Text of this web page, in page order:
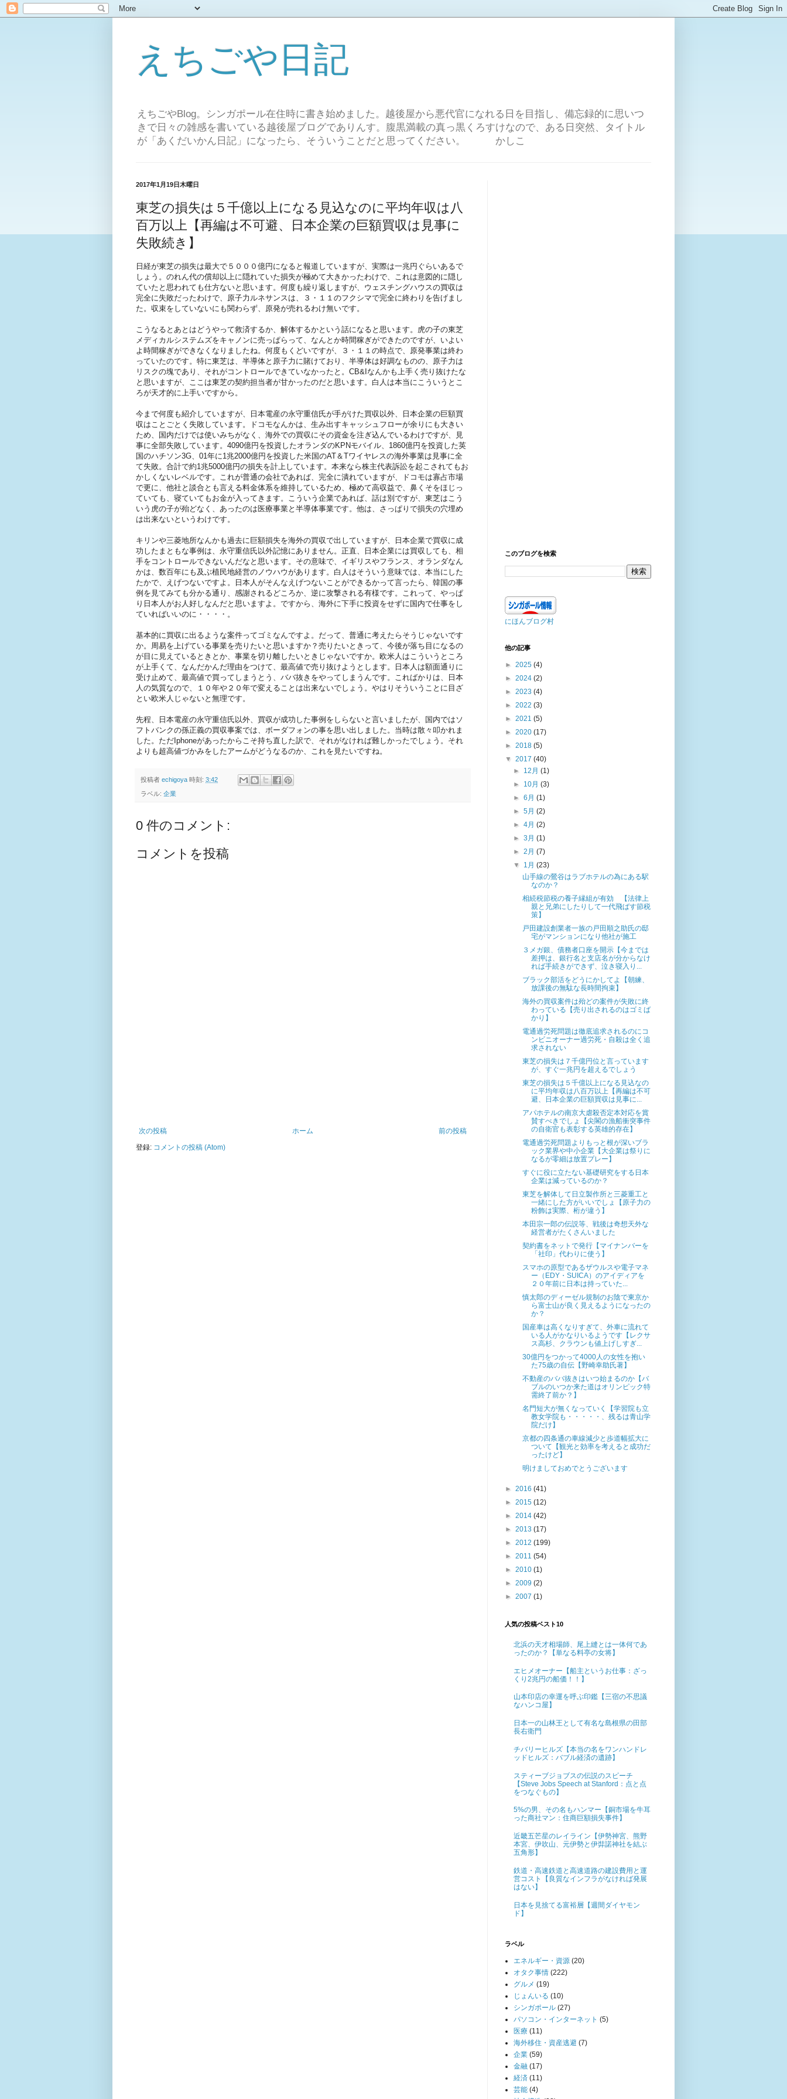
えちごや日記
えちごやBlog。シンガポール在住時に書き始めました。越後屋から悪代官になれる日を目指し、備忘録的に思いつ
きで日々の雑感を書いている越後屋ブログでありんす。腹黒満載の真っ黒くろすけなので、ある日突然、タイトル
が「あくだいかん日記」になったら、そういうことだと思ってください。 かしこ
2017年1月19日木曜日
東芝の損失は５千億以上になる見込なのに平均年収は八
百万以上【再編は不可避、日本企業の巨額買収は見事に
失敗続き】
日経が東芝の損失は最大で５０００億円になると報道していますが、実際は一兆円ぐらいあるで
しょう。のれん代の償却以上に隠れていた損失が極めて大きかったわけで、これは意図的に隠し
ていたと思われても仕方ないと思います。何度も繰り返しますが、ウェスチングハウスの買収は
完全に失敗だったわけで、原子力ルネサンスは、３・１１のフクシマで完全に終わりを告げまし
た。収束をしていないにも関わらず、原発が売れるわけ無いです。
こうなるとあとはどうやって救済するか、解体するかという話になると思います。虎の子の東芝
メディカルシステムズをキャノンに売っぱらって、なんとか時間稼ぎができたのですが、いよい
よ時間稼ぎができなくなりましたね。何度もくどいですが、３・１１の時点で、原発事業は終わ
っていたのです。特に東芝は、半導体と原子力に賭けており、半導体は好調なものの、原子力は
リスクの塊であり、それがコントロールできていなかったと。CB&Iなんかも上手く売り抜けたな
と思いますが、ここは東芝の契約担当者が甘かったのだと思います。白人は本当にこういうとこ
ろが天才的に上手いですから。
今まで何度も紹介していますが、日本電産の永守重信氏が手がけた買収以外、日本企業の巨額買
収はことごとく失敗しています。ドコモなんかは、生み出すキャッシュフローが余りにも大きい
ため、国内だけでは使いみちがなく、海外での買収にその資金を注ぎ込んでいるわけですが、見
事に全部失敗しています。4090億円を投資したオランダのKPNモバイル、1860億円を投資した英
国のハチソン3G、01年に1兆2000億円を投資した米国のAT＆Tワイヤレスの海外事業は見事に全
て失敗。合計で約1兆5000億円の損失を計上しています。本来なら株主代表訴訟を起こされてもお
かしくないレベルです。これが普通の会社であれば、完全に潰れていますが、ドコモは寡占市場
で更に、他社と談合とも言える料金体系を維持しているため、極めて高収益で、鼻くそをほじっ
ていても、寝ていてもお金が入ってきます。こういう企業であれば、話は別ですが、東芝はこう
いう虎の子が殆どなく、あったのは医療事業と半導体事業です。他は、さっぱりで損失の穴埋め
は出来ないというわけです。
キリンや三菱地所なんかも過去に巨額損失を海外の買収で出していますが、日本企業で買収に成
功したまともな事例は、永守重信氏以外記憶にありません。正直、日本企業には買収しても、相
手をコントロールできないんだなと思います。その意味で、イギリスやフランス、オランダなん
かは、数百年にも及ぶ植民地経営のノウハウがあります。白人はそういう意味では、本当にした
たかで、えげつないですよ。日本人がそんなえげつないことができるかって言ったら、韓国の事
例を見てみても分かる通り、感謝されるどころか、逆に攻撃される有様です。これって、やっぱ
り日本人がお人好しなんだと思いますよ。ですから、海外に下手に投資をせずに国内で仕事をし
ていればいいのに・・・・。
基本的に買収に出るような案件ってゴミなんですよ。だって、普通に考えたらそうじゃないです
か。周易を上げている事業を売りたいと思いますか？売りたいときって、今後が落ち目になるの
が目に見えているときとか、事業を切り離したいときじゃないですか。欧米人はこういうところ
が上手くて、なんだかんだ理由をつけて、最高値で売り抜けようとします。日本人は額面通りに
受け止めて、最高値で買ってしまうとう、ババ抜きをやってしまうんです。こればかりは、日本
人の気質なので、１０年や２０年で変えることは出来ないでしょう。やはりそういうことに目ざ
とい欧米人じゃないと無理です。
先程、日本電産の永守重信氏以外、買収が成功した事例をしらないと言いましたが、国内ではソ
フトバンクの孫正義の買収事案では、ボーダフォンの事を思い出しました。当時は散々叩かれま
した。ただIphoneがあったからこそ持ち直した訳で、それがなければ難しかったでしょう。それ
よりも超高値づかみをしたアームがどうなるのか、これを見たいですね。
投稿者 echigoya 時刻: 3:42
ラベル: 企業
0 件のコメント:
コメントを投稿
次の投稿 前の投稿
ホーム
登録: コメントの投稿 (Atom)
このブログを検索
にほんブログ村
他の記事
► 2025 (4)
► 2024 (2)
► 2023 (4)
► 2022 (3)
► 2021 (5)
► 2020 (17)
► 2018 (5)
▼ 2017 (40)
► 12月(1)
► 10月(3)
►6月(1)
►5月(2)
►4月(2)
►3月(1)
►2月(7)
▼ 1月(23)
山手線の鶯谷はラブホテルの為にある駅
なのか？
相続税節税の養子縁組が有効 【法律上
親と兄弟にしたりして一代飛ばす節税
策】
戸田建設創業者一族の戸田順之助氏の邸
宅がマンションになり他社が施工
３メガ銀、債務者口座を開示【今までは
差押は、銀行名と支店名が分からなけ
れば手続きができず、泣き寝入り...
ブラック部活をどうにかしてよ【朝練、
放課後の無駄な長時間拘束】
海外の買収案件は殆どの案件が失敗に終
わっている【売り出されるのはゴミば
かり】
電通過労死問題は徹底追求されるのにコ
ンビニオーナー過労死・自殺は全く追
求されない
東芝の損失は７千億円位と言っています
が、すぐ一兆円を超えるでしょう
東芝の損失は５千億以上になる見込なの
に平均年収は八百万以上【再編は不可
避、日本企業の巨額買収は見事に...
アパホテルの南京大虐殺否定本対応を賞
賛すべきでしょ【尖閣の漁船衝突事件
の自衛官も表彰する英雄的存在】
電通過労死問題よりもっと根が深いブラ
ック業界や中小企業【大企業は祭りに
なるが零細は放置プレー】
すぐに役に立たない基礎研究をする日本
企業は減っているのか？
東芝を解体して日立製作所と三菱重工と
一緒にした方がいいでしょ【原子力の
粉飾は実際、桁が違う】
本田宗一郎の伝説等、戦後は奇想天外な
経営者がたくさんいました
契約書をネットで発行【マイナンバーを
「社印」代わりに使う】
スマホの原型であるザウルスや電子マネ
ー（EDY・SUICA）のアイディアを
２０年前に日本は持っていた...
慎太郎のディーゼル規制のお陰で東京か
ら富士山が良く見えるようになったの
か？
国産車は高くなりすぎて、外車に流れて
いる人がかなりいるようです【レクサ
ス高杉、クラウンも値上げしすぎ...
30億円をつかって4000人の女性を抱い
た75歳の自伝【野崎幸助氏著】
不動産のババ抜きはいつ始まるのか【バ
ブルのいつか来た道はオリンピック特
需終了前か？】
名門短大が無くなっていく【学習院も立
教女学院も・・・・・、残るは青山学
院だけ】
京都の四条通の車線減少と歩道幅拡大に
ついて【観光と効率を考えると成功だ
ったけど】
明けましておめでとうございます
► 2016 (41)
► 2015 (12)
► 2014 (42)
► 2013 (17)
► 2012 (199)
► 2011 (54)
► 2010 (1)
► 2009 (2)
► 2007 (1)
人気の投稿ベスト10
北浜の天才相場師、尾上縫とは一体何であ
ったのか？【単なる料亭の女将】
エヒメオーナー【船主というお仕事：ざっ
くり2兆円の船価！！】
山本印店の幸運を呼ぶ印鑑【三宿の不思議
なハンコ屋】
日本一の山林王として有名な島根県の田部
長右衛門
チバリーヒルズ【本当の名をワンハンドレ
ッドヒルズ：バブル経済の遺跡】
スティーブジョブスの伝説のスピーチ
【Steve Jobs Speech at Stanford：点と点
をつなぐもの】
5%の男、その名もハンマー【銅市場を牛耳
った商社マン：住商巨額損失事件】
近畿五芒星のレイライン【伊勢神宮、熊野
本宮、伊吹山、元伊勢と伊弉諾神社を結ぶ
五角形】
鉄道・高速鉄道と高速道路の建設費用と運
営コスト【良質なインフラがなければ発展
はない】
日本を見捨てる富裕層【週間ダイヤモン
ド】
ラベル
エネルギー・資源 (20)
オタク事情 (222)
グルメ (19)
じょんいる (10)
シンガポール (27)
パソコン・インターネット (5)
医療 (11)
海外移住・資産逃避 (7)
企業 (59)
金融 (17)
経済 (11)
芸能 (4)